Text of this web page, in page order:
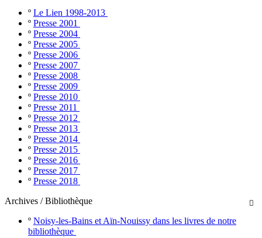
º Le Lien 1998-2013
º Presse 2001
º Presse 2004
º Presse 2005
º Presse 2006
º Presse 2007
º Presse 2008
º Presse 2009
º Presse 2010
º Presse 2011
º Presse 2012
º Presse 2013
º Presse 2014
º Presse 2015
º Presse 2016
º Presse 2017
º Presse 2018

Archives / Bibliothèque
º Noisy-les-Bains et Aïn-Nouissy dans les livres de notre
bibliothèque